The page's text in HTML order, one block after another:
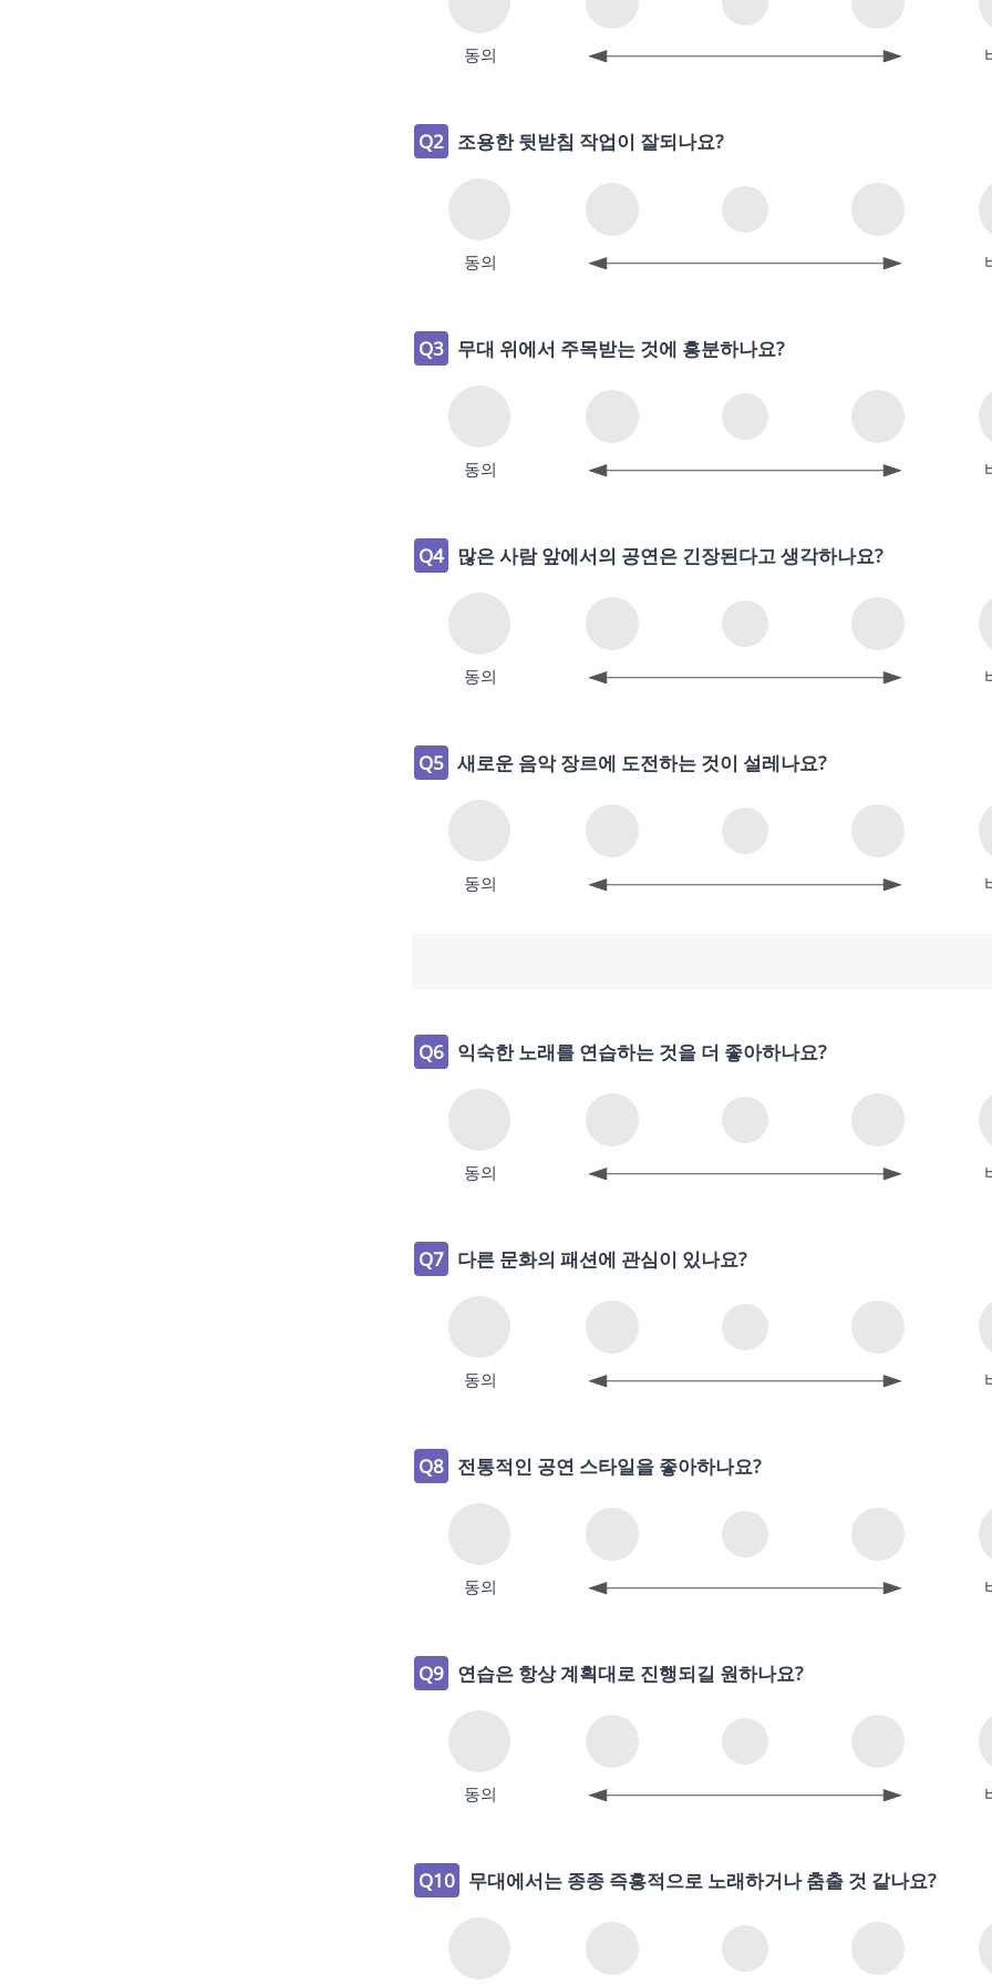
동의
Q2 조용한 뒷받침 작업이 잘되나요?
동의
Q3 무대 위에서 주목받는 것에 흥분하나요?
동의
Q4 많은 사람 앞에서의 공연은 긴장된다고 생각하나요?
동의
Q5 새로운 음악 장르에 도전하는 것이 설레나요?
동의
Q6 익숙한 노래를 연습하는 것을 더 좋아하나요?
동의
Q7 다른 문화의 패션에 관심이 있나요?
동의
Q8 전통적인 공연 스타일을 좋아하나요?
동의
Q9 연습은 항상 계획대로 진행되길 원하나요?
동의
Q10 무대에서는 종종 즉흥적으로 노래하거나 춤출 것 같나요?